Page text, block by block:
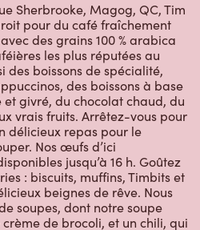
Sherbrooke, Magog, QC, Tim
pour du café fraîchement
des grains 100 % arabica
les plus réputées au
des boissons de spécialité,
des boissons à base
et givré, du chocolat chaud, du
vrais fruits. Arrêtez-vous pour
délicieux repas pour le
Nos œufs d’ici
jusqu’à 16 h. Goûtez
: biscuits, muffins, Timbits et
beignes de rêve. Nous
soupes, dont notre soupe
de brocoli, et un chili, qui